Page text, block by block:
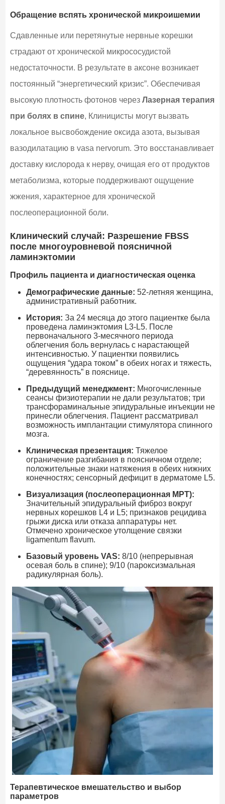
Обращение вспять хронической микроишемии
Сдавленные или перетянутые нервные корешки
страдают от хронической микрососудистой
недостаточности. В результате в аксоне возникает
постоянный “энергетический кризис”. Обеспечивая
высокую плотность фотонов через Лазерная терапия
при болях в спине, Клиницисты могут вызвать
локальное высвобождение оксида азота, вызывая
вазодилатацию в vasa nervorum. Это восстанавливает
доставку кислорода к нерву, очищая его от продуктов
метаболизма, которые поддерживают ощущение
жжения, характерное для хронической
послеоперационной боли.
Клинический случай: Разрешение FBSS
после многоуровневой поясничной
ламинэктомии
Профиль пациента и диагностическая оценка
Демографические данные: 52-летняя женщина,
административный работник.
История: За 24 месяца до этого пациентке была
проведена ламинэктомия L3-L5. После
первоначального 3-месячного периода
облегчения боль вернулась с нарастающей
интенсивностью. У пациентки появились
ощущения “удара током” в обеих ногах и тяжесть,
“деревянность” в пояснице.
Предыдущий менеджмент: Многочисленные
сеансы физиотерапии не дали результатов; три
трансфораминальные эпидуральные инъекции не
принесли облегчения. Пациент рассматривал
возможность имплантации стимулятора спинного
мозга.
Клиническая презентация: Тяжелое
ограничение разгибания в поясничном отделе;
положительные знаки натяжения в обеих нижних
конечностях; сенсорный дефицит в дерматоме L5.
Визуализация (послеоперационная МРТ):
Значительный эпидуральный фиброз вокруг
нервных корешков L4 и L5; признаков рецидива
грыжи диска или отказа аппаратуры нет.
Отмечено хроническое утолщение связки
ligamentum flavum.
Базовый уровень VAS: 8/10 (непрерывная
осевая боль в спине); 9/10 (пароксизмальная
радикулярная боль).
Терапевтическое вмешательство и выбор
параметров